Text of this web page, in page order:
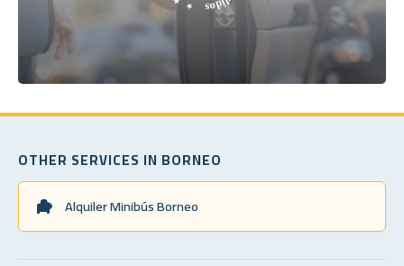
OTHER SERVICES IN BORNEO
Alquiler Minibús Borneo